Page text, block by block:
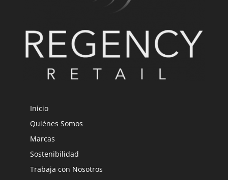
Inicio
Quiénes Somos
Marcas
Sostenibilidad
Trabaja con Nosotros